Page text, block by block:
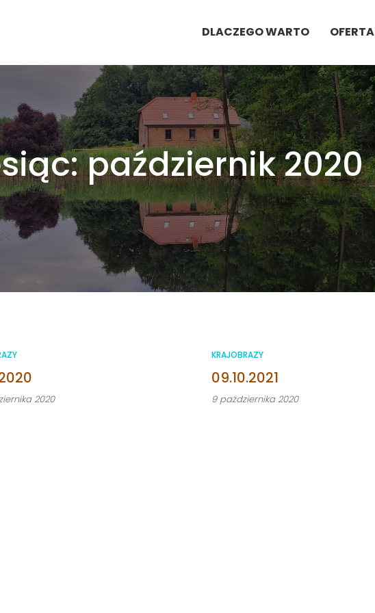
DLACZEGO WARTO OFERTA
październik 2020
2020
KRAJOBRAZY
09.10.2021
9 października 2020